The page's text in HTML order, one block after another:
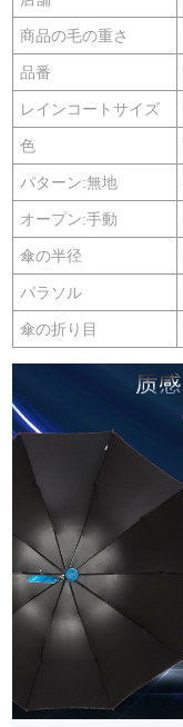
商品の毛の重さ
品番
レインコートサイズ
色
パターン:無地
オープン:手動
傘の半径
パラソル
傘の折り目